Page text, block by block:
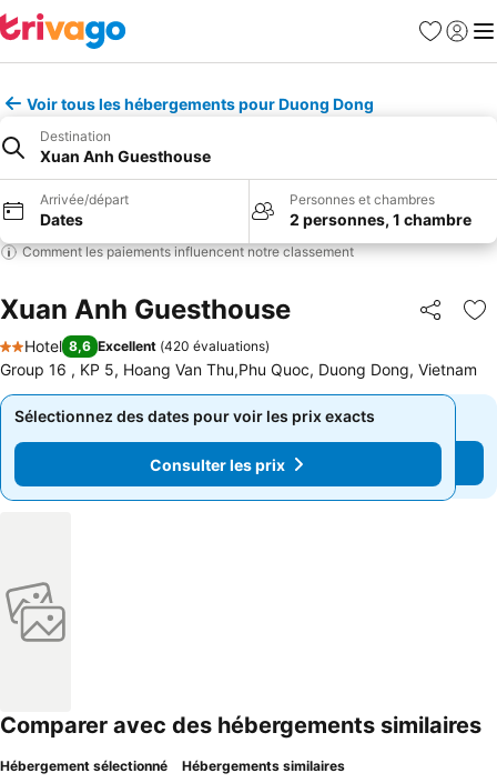
Favoris
Se
Voir tous les hébergements pour Duong Dong
Destination
Xuan Anh Guesthouse
Arrivée/départ
Dates
Personnes et chambres
2 personnes, 1 chambre
Comment les paiements influencent notre classement
Xuan Anh Guesthouse Partager
2 Étoiles
Hotel 8,6 Excellent (420 évaluations)
Group 16 , KP 5, Hoang Van Thu,Phu Quoc, Duong Dong, Vietnam
Sélectionnez des dates pour voir les prix exacts
Consulter les prix
Sélectionnez des dates pour voir les prix exacts
Consulter les prix
Comparer avec des hébergements similaires
Hébergement sélectionné Hébergements similaires